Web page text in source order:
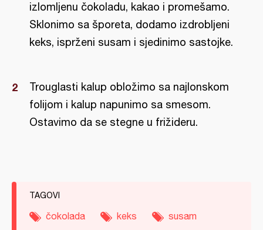
izlomljenu čokoladu, kakao i promešamo.
Sklonimo sa šporeta, dodamo izdrobljeni
keks, isprženi susam i sjedinimo sastojke.
Trouglasti kalup obložimo sa najlonskom
folijom i kalup napunimo sa smesom.
Ostavimo da se stegne u frižideru.
TAGOVI
čokolada keks susam